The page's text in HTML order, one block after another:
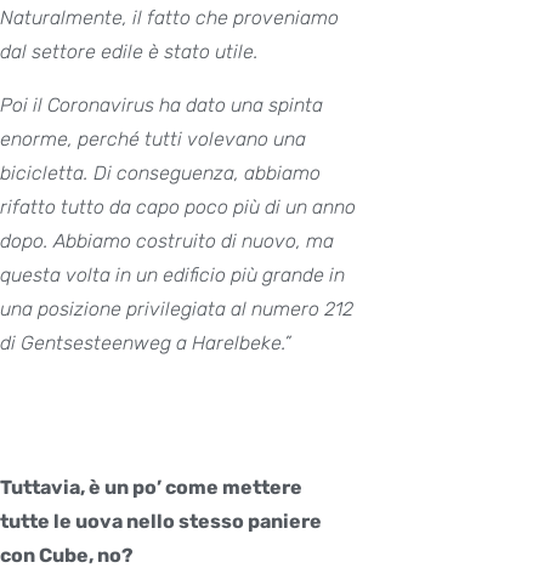
Naturalmente, il fatto che proveniamo
dal settore edile è stato utile.
Poi il Coronavirus ha dato una spinta
enorme, perché tutti volevano una
bicicletta. Di conseguenza, abbiamo
rifatto tutto da capo poco più di un anno
dopo. Abbiamo costruito di nuovo, ma
questa volta in un edificio più grande in
una posizione privilegiata al numero 212
di Gentsesteenweg a Harelbeke.”
Tuttavia, è un po’ come mettere
tutte le uova nello stesso paniere
con Cube, no?